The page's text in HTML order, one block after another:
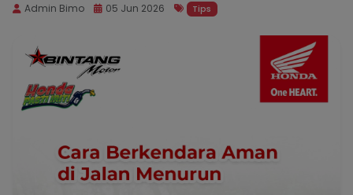
Admin Bimo 05 Jun 2026 Tips